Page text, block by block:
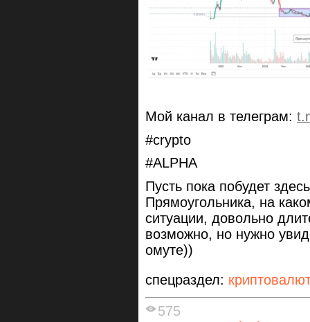
Мой канал в телеграм:
#crypto
#ALPHA
Пусть пока побудет
Прямоугольника, на
ситуации, довольно
возможно, но нужно
омуте))
спецраздел:
575